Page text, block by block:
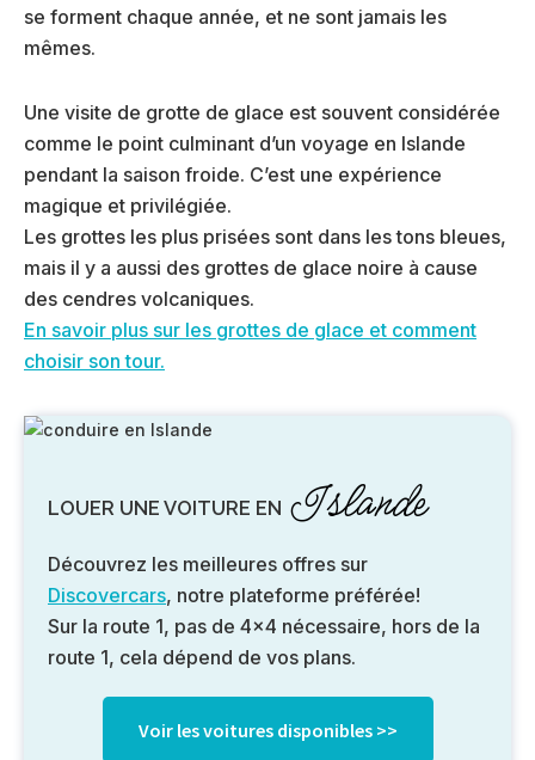
se forment chaque année, et ne sont jamais les
mêmes.
Une visite de grotte de glace est souvent considérée
comme le point culminant d’un voyage en Islande
pendant la saison froide. C’est une expérience
magique et privilégiée.
Les grottes les plus prisées sont dans les tons bleues,
mais il y a aussi des grottes de glace noire à cause
des cendres volcaniques.
En savoir plus sur les grottes de glace et comment
choisir son tour.
LOUER UNE VOITURE EN Islande
Découvrez les meilleures offres sur
Discovercars, notre plateforme préférée!
Sur la route 1, pas de 4×4 nécessaire, hors de la
route 1, cela dépend de vos plans.
Voir les voitures disponibles >>